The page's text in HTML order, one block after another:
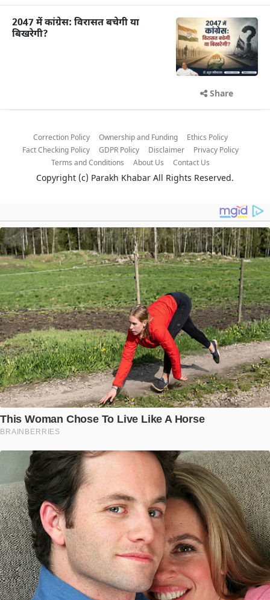
2047 में कांग्रेस: विरासत बचेगी या
बिखरेगी?
Share
Correction Policy Ownership and Funding
Ethics Policy
Fact Checking Policy
GDPR Policy Disclaimer
Privacy Policy
Terms and Conditions
About Us Contact Us
Copyright (c) Parakh Khabar All Rights Reserved.